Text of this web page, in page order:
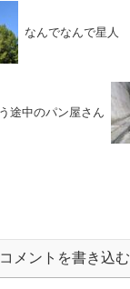
なんでなんで星人
途中のパン屋さん
コメントを書き込む